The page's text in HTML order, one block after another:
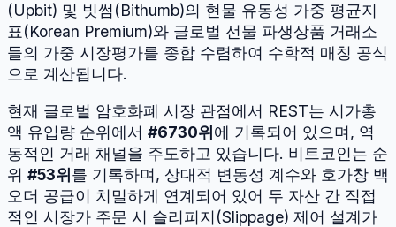
(Upbit) 및 빗썸(Bithumb)의 현물 유동성 가중 평균지
표(Korean Premium)와 글로벌 선물 파생상품 거래소
들의 가중 시장평가를 종합 수렴하여 수학적 매칭 공식
으로 계산됩니다.
현재 글로벌 암호화폐 시장 관점에서 REST는 시가총
액 유입량 순위에서 #6730위에 기록되어 있으며, 역
동적인 거래 채널을 주도하고 있습니다. 비트코인는 순
위 #53위를 기록하며, 상대적 변동성 계수와 호가창 백
오더 공급이 치밀하게 연계되어 있어 두 자산 간 직접
적인 시장가 주문 시 슬리피지(Slippage) 제어 설계가